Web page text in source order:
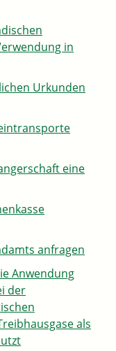
in
Urkunden
eine
anfragen
Anwendung
der
als